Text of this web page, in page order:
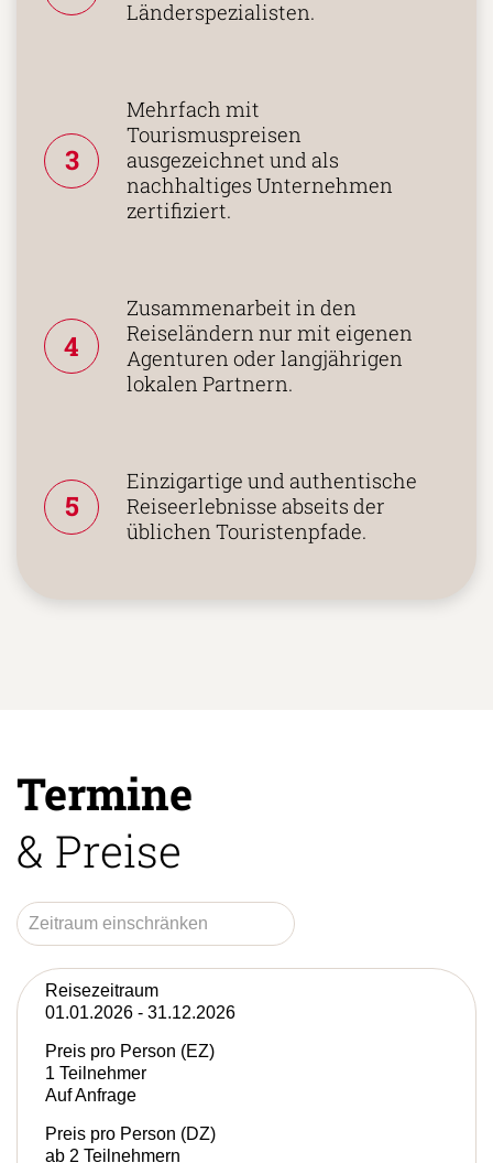
Länderspezialisten.
3
Mehrfach mit
Tourismuspreisen
ausgezeichnet und als
nachhaltiges Unternehmen
zertifiziert.
4
Zusammenarbeit in den
Reiseländern nur mit eigenen
Agenturen oder langjährigen
lokalen Partnern.
5
Einzigartige und authentische
Reiseerlebnisse abseits der
üblichen Touristenpfade.
Termine
& Preise
Reisezeitraum
01.01.2026 - 31.12.2026
Preis pro Person (EZ)
1 Teilnehmer
Auf Anfrage
Preis pro Person (DZ)
ab 2 Teilnehmern